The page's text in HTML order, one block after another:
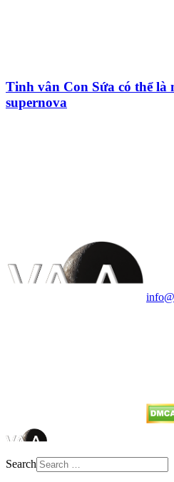
Tinh vân Con Sứa có thể là
supernova
Search